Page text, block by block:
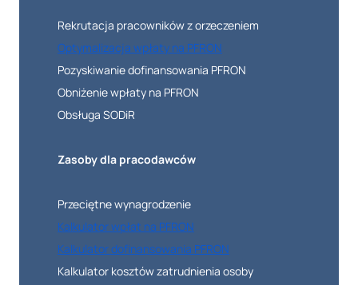
Rekrutacja pracowników z orzeczeniem
Optymalizacja wpłaty na PFRON
Pozyskiwanie dofinansowania PFRON
Obniżenie wpłaty na PFRON
Obsługa SODiR
Zasoby dla pracodawców
Przeciętne wynagrodzenie
Kalkulator wpłat na PFRON
Kalkulator dofinansowania PFRON
Kalkulator kosztów zatrudnienia osoby